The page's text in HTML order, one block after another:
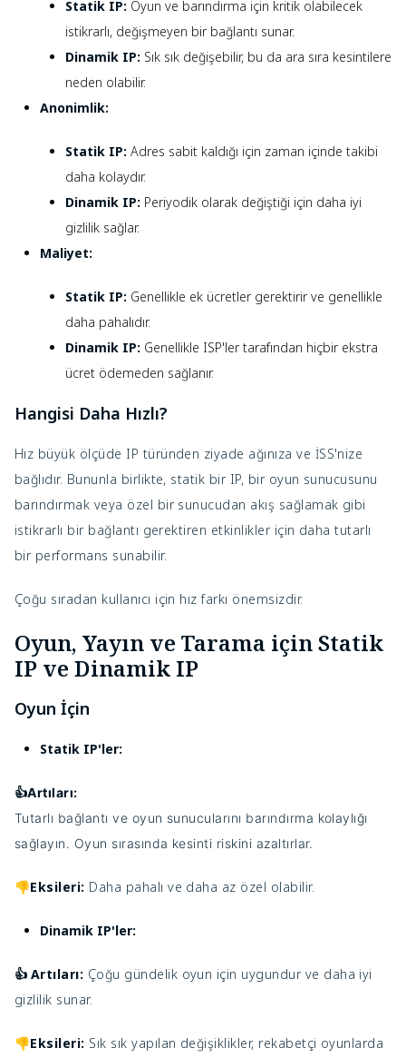
Statik IP: Oyun ve barındırma için kritik olabilecek
istikrarlı, değişmeyen bir bağlantı sunar.
Dinamik IP: Sık sık değişebilir, bu da ara sıra kesintilere
neden olabilir.
Anonimlik:
Statik IP: Adres sabit kaldığı için zaman içinde takibi
daha kolaydır.
Dinamik IP: Periyodik olarak değiştiği için daha iyi
gizlilik sağlar.
Maliyet:
Statik IP: Genellikle ek ücretler gerektirir ve genellikle
daha pahalıdır.
Dinamik IP: Genellikle ISP'ler tarafından hiçbir ekstra
ücret ödemeden sağlanır.
Hangisi Daha Hızlı?
Hız büyük ölçüde IP türünden ziyade ağınıza ve İSS'nize
bağlıdır. Bununla birlikte, statik bir IP, bir oyun sunucusunu
barındırmak veya özel bir sunucudan akış sağlamak gibi
istikrarlı bir bağlantı gerektiren etkinlikler için daha tutarlı
bir performans sunabilir.
Çoğu sıradan kullanıcı için hız farkı önemsizdir.
Oyun, Yayın ve Tarama için Statik
IP ve Dinamik IP
Oyun İçin
Statik IP'ler:
👍Artıları:
Tutarlı bağlantı ve oyun sunucularını barındırma kolaylığı
sağlayın. Oyun sırasında kesinti riskini azaltırlar.
👎Eksileri: Daha pahalı ve daha az özel olabilir.
Dinamik IP'ler:
👍 Artıları: Çoğu gündelik oyun için uygundur ve daha iyi
gizlilik sunar.
👎Eksileri: Sık sık yapılan değişiklikler, rekabetçi oyunlarda